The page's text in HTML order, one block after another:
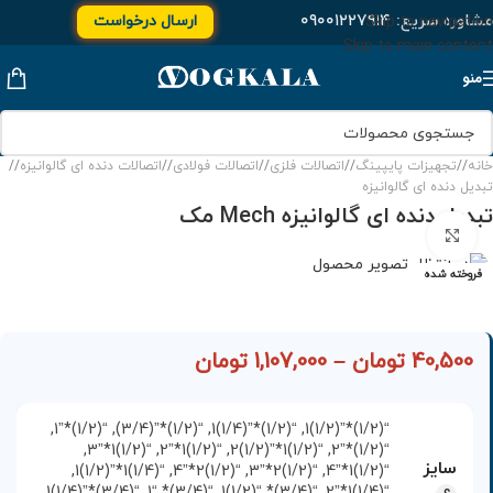
Skip to navigation
Skip to main content
مشاوره سریع:۰۹۰۰۱۲۲۷۹۱۴ ارسال درخواست
منو
خانه/ تجهیزات پایپینگ/ اتصالات فلزی/ اتصالات فولادی/ اتصالات دنده ای گالوانیزه/
تبدیل دنده ای گالوانیزه
تبدیل دنده ای گالوانیزه Mech مک
فروخته شده
40,500 تومان –
1,107,000 تومان
سایز
“(1/2)*”(1/2)1
,
“(1/2)*”(1/4)1
,
“(1/2)*”(3/4)
,
“(1/2)*”1
,
“(1/2)*”2
,
“(1/2)1*”(1/2)2
,
“(1/2)1*”2
,
“(1/2)1*”3
,
“(1/2)1*”4
,
“(1/2)2*”3
,
“(1/2)2*”4
,
“(1/4)1*”(1/2)1
,